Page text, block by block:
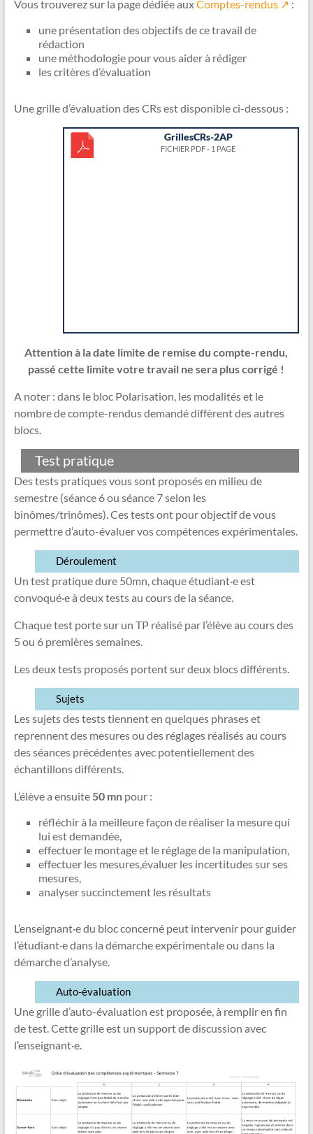
Vous trouverez sur la page dédiée auxComptes-rendus ↗ :
une présentation des objectifs de ce travail de
rédaction
une méthodologie pour vous aider à rédiger
les critères d’évaluation
Une grille d’évaluation des CRs est disponible ci-dessous :
GrillesCRs-2AP
FICHIER PDF - 1 PAGE
Attention à la date limite de remise du compte-rendu,
passé cette limite votre travail ne sera plus corrigé !
A noter : dans le bloc Polarisation, les modalités et le
nombre de compte-rendus demandé diffèrent des autres
blocs.
Test pratique
Des tests pratiques vous sont proposés en milieu de
semestre (séance 6 ou séance 7 selon les
binômes/trinômes). Ces tests ont pour objectif de vous
permettre d’auto-évaluer vos compétences expérimentales.
Déroulement
Un test pratique dure 50mn, chaque étudiant·e est
convoqué·e à deux tests au cours de la séance.
Chaque test porte sur un TP réalisé par l’élève au cours des
5 ou 6 premières semaines.
Les deux tests proposés portent sur deux blocs différents.
Sujets
Les sujets des tests tiennent en quelques phrases et
reprennent des mesures ou des réglages réalisés au cours
des séances précédentes avec potentiellement des
échantillons différents.
L’élève a ensuite 50 mn pour :
réfléchir à la meilleure façon de réaliser la mesure qui
lui est demandée,
effectuer le montage et le réglage de la manipulation,
effectuer les mesures,évaluer les incertitudes sur ses
mesures,
analyser succinctement les résultats
L’enseignant·e du bloc concerné peut intervenir pour guider
l’étudiant·e dans la démarche expérimentale ou dans la
démarche d’analyse.
Auto-évaluation
Une grille d’auto-évaluation est proposée, à remplir en fin
de test. Cette grille est un support de discussion avec
l’enseignant·e.